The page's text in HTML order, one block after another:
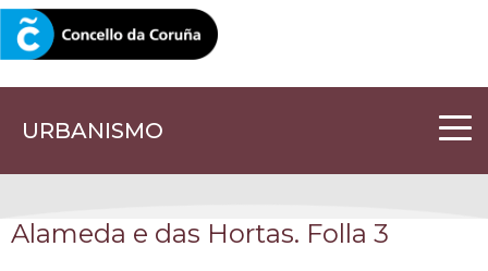
URBANISMO
CORUNA.GAL
Alameda e das Hortas. Folla 3